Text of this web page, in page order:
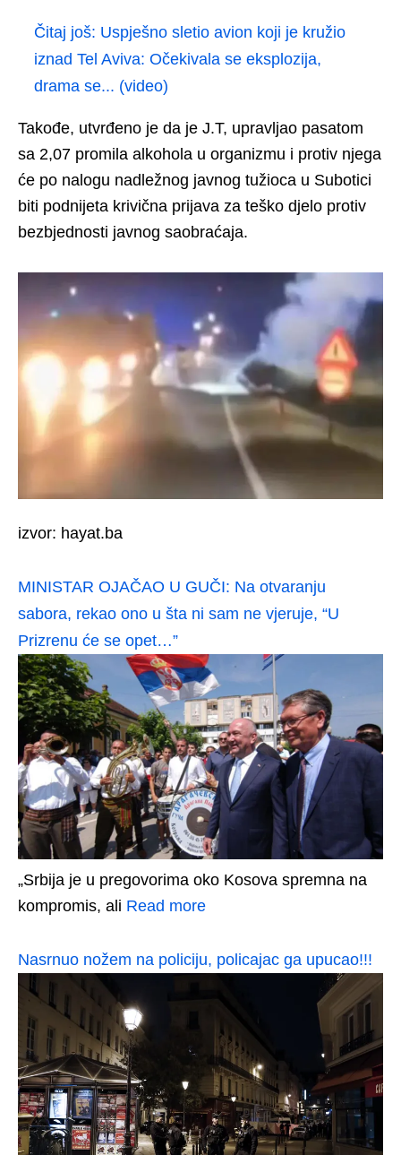
Čitaj još: Uspješno sletio avion koji je kružio
iznad Tel Aviva: Očekivala se eksplozija,
drama se... (video)
Takođe, utvrđeno je da je J.T, upravljao pasatom
sa 2,07 promila alkohola u organizmu i protiv njega
će po nalogu nadležnog javnog tužioca u Subotici
biti podnijeta krivična prijava za teško djelo protiv
bezbjednosti javnog saobraćaja.
izvor: hayat.ba
MINISTAR OJAČAO U GUČI: Na otvaranju
sabora, rekao ono u šta ni sam ne vjeruje, “U
Prizrenu će se opet…”
„Srbija je u pregovorima oko Kosova spremna na
kompromis, ali Read more
Nasrnuo nožem na policiju, policajac ga upucao!!!